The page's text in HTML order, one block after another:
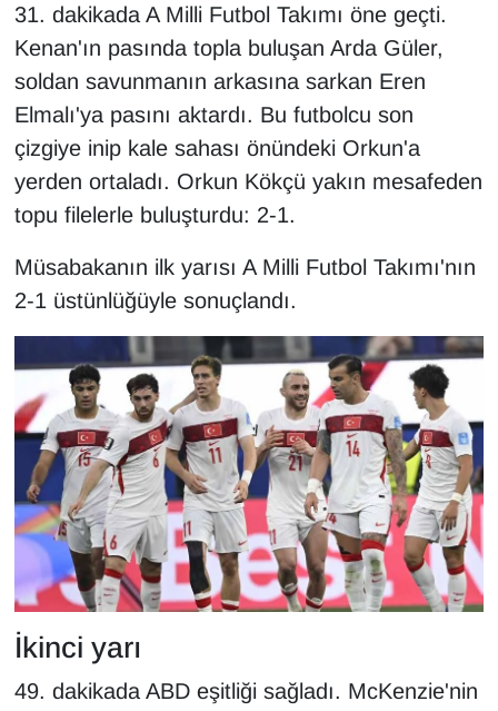
31. dakikada A Milli Futbol Takımı öne geçti.
Kenan'ın pasında topla buluşan Arda Güler,
soldan savunmanın arkasına sarkan Eren
Elmalı'ya pasını aktardı. Bu futbolcu son
çizgiye inip kale sahası önündeki Orkun'a
yerden ortaladı. Orkun Kökçü yakın mesafeden
topu filelerle buluşturdu: 2-1.
Müsabakanın ilk yarısı A Milli Futbol Takımı'nın
2-1 üstünlüğüyle sonuçlandı.
İkinci yarı
49. dakikada ABD eşitliği sağladı. McKenzie'nin
TEKNOLOJİ
Turizm
VAN'DA SPOR
Vasıta
YAŞAM
YEREL